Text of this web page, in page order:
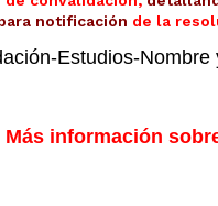
notificación de la
Estudios-Nombre
Más información